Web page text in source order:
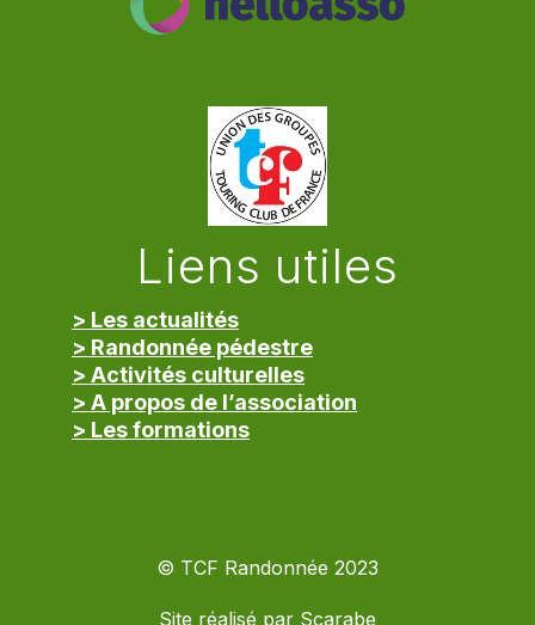
Liens utiles
> Les actualités
> Randonnée pédestre
> Activités culturelles
> A propos de l’association
> Les formations
© TCF Randonnée 2023
Site réalisé par Scarabe